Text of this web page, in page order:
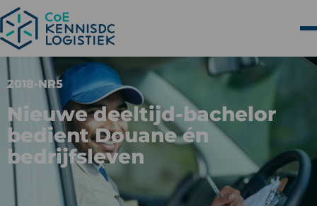
Nieuwe deeltijd-bachelor
bedient Douane én
bedrijfsleven
2018-NR5